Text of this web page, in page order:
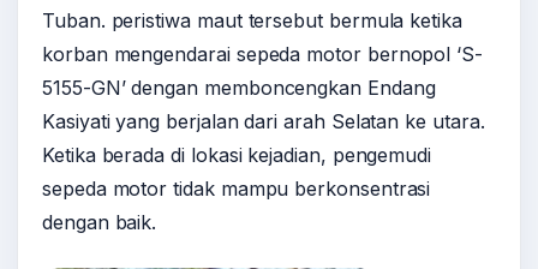
Tuban. peristiwa maut tersebut bermula ketika
korban mengendarai sepeda motor bernopol ‘S-
5155-GN’ dengan memboncengkan Endang
Kasiyati yang berjalan dari arah Selatan ke utara.
Ketika berada di lokasi kejadian, pengemudi
sepeda motor tidak mampu berkonsentrasi
dengan baik.